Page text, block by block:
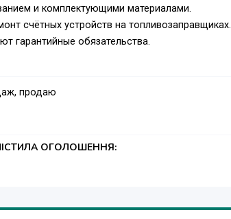
и комплектующими материалами.
счётных устройств на топливозаправщиках.
гарантийные обязательства.
продаю
ОГОЛОШЕННЯ: